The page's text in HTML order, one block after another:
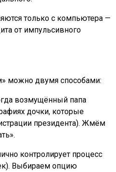
только с компьютера —
от импульсивного
можно двумя способами:
возмущённый папа
дочки, которые
президента). Жмём
контролирует процесс
Выбираем опцию